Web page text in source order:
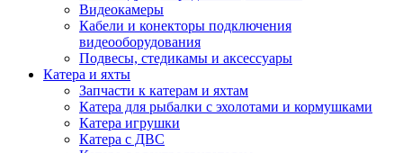
Видеокамеры
Кабели и конекторы подключения
видеооборудования
Подвесы, стедикамы и аксессуары
Катера и яхты
Запчасти к катерам и яхтам
Катера для рыбалки с эхолотами и кормушками
Катера игрушки
Катера с ДВС